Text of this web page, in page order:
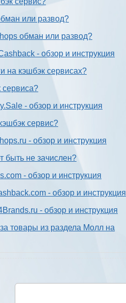
или развод?
обман или развод?
- обзор и инструкция
на кэшбэк сервисах?
сервиса?
- обзор и инструкция
сервис?
- обзор и инструкция
быть не зачислен?
- обзор и инструкция
- обзор и инструкция
- обзор и инструкция
товары из раздела Молл на